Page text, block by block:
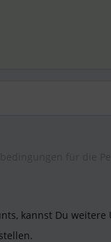
kannst Du
stellen.